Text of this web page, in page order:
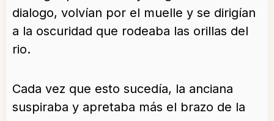
dialogo, volvían por el muelle y se dirigían
a la oscuridad que rodeaba las orillas del
rio.
Cada vez que esto sucedía, la anciana
suspiraba y apretaba más el brazo de la